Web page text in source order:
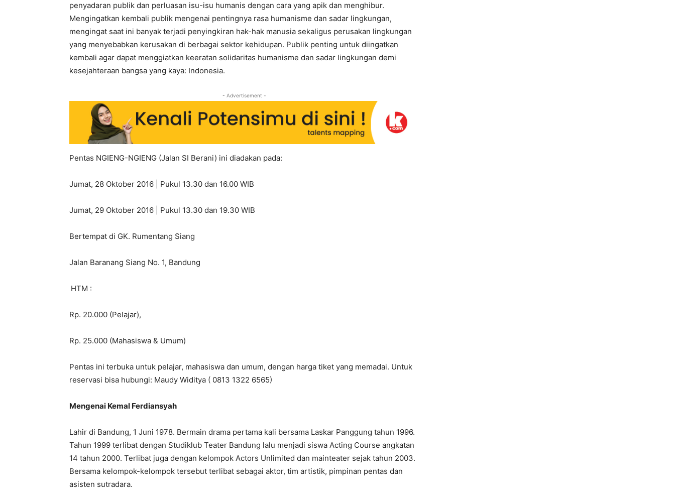
penyadaran publik dan perluasan isu-isu humanis dengan cara yang apik dan menghibur.
Mengingatkan kembali publik mengenai pentingnya rasa humanisme dan sadar lingkungan,
mengingat saat ini banyak terjadi penyingkiran hak-hak manusia sekaligus perusakan lingkungan
yang menyebabkan kerusakan di berbagai sektor kehidupan. Publik penting untuk diingatkan
kembali agar dapat menggiatkan keeratan solidaritas humanisme dan sadar lingkungan demi
kesejahteraan bangsa yang kaya: Indonesia.
- Advertisement -
Pentas NGIENG-NGIENG (Jalan SI Berani) ini diadakan pada:
Jumat, 28 Oktober 2016 | Pukul 13.30 dan 16.00 WIB
Jumat, 29 Oktober 2016 | Pukul 13.30 dan 19.30 WIB
Bertempat di GK. Rumentang Siang
Jalan Baranang Siang No. 1, Bandung
HTM :
Rp. 20.000 (Pelajar),
Rp. 25.000 (Mahasiswa & Umum)
Pentas ini terbuka untuk pelajar, mahasiswa dan umum, dengan harga tiket yang memadai. Untuk
reservasi bisa hubungi: Maudy Widitya ( 0813 1322 6565)
Mengenai Kemal Ferdiansyah
Lahir di Bandung, 1 Juni 1978. Bermain drama pertama kali bersama Laskar Panggung tahun 1996.
Tahun 1999 terlibat dengan Studiklub Teater Bandung lalu menjadi siswa Acting Course angkatan
14 tahun 2000. Terlibat juga dengan kelompok Actors Unlimited dan mainteater sejak tahun 2003.
Bersama kelompok-kelompok tersebut terlibat sebagai aktor, tim artistik, pimpinan pentas dan
asisten sutradara.